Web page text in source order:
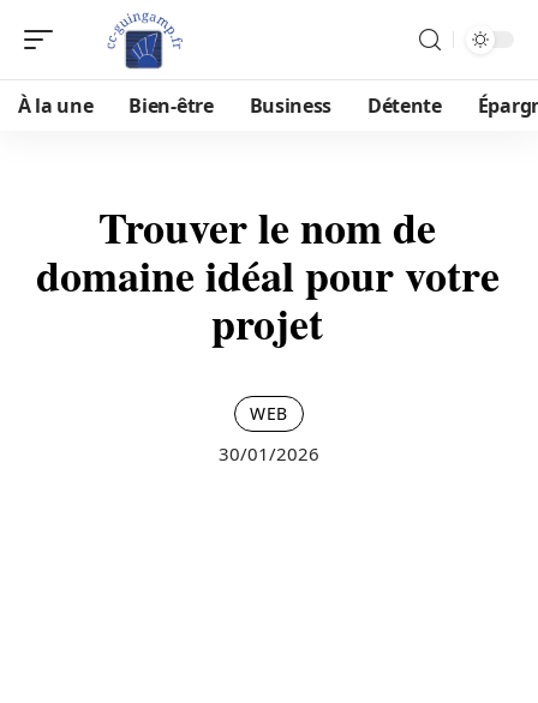
À la une Bien-être Business Détente
Trouver le nom de
domaine idéal pour votre
projet
WEB
30/01/2026